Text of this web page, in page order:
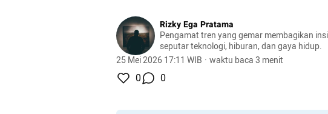
Rizky Ega Pratama
Pengamat tren yang gemar membagikan
seputar teknologi, hiburan, dan gaya hidup.
25 Mei 2026 17:11 WIB · waktu baca 3 menit
0 0